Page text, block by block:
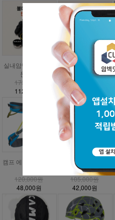
실내암벽 볼더링 입
문세트
173,000원
112,500원
인공외벽 클라이밍
입문세트
797,000원
358,700원
캠프 에너지 CR3 하
120,000원
48,000원
캠프 에너지 하네스
안전벨트
105,000원
42,000원